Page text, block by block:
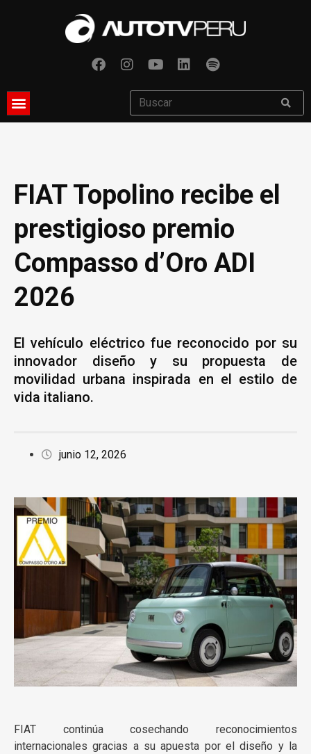
FIAT Topolino recibe el
prestigioso premio
Compasso d’Oro ADI
2026
El vehículo eléctrico fue reconocido por su
innovador diseño y su propuesta de
movilidad urbana inspirada en el estilo de
vida italiano.
junio 12, 2026
FIAT continúa cosechando reconocimientos
internacionales gracias a su apuesta por el diseño y la